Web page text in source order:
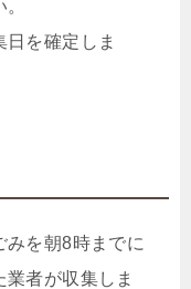
を確定しま
みを朝8時までに
者が収集しま